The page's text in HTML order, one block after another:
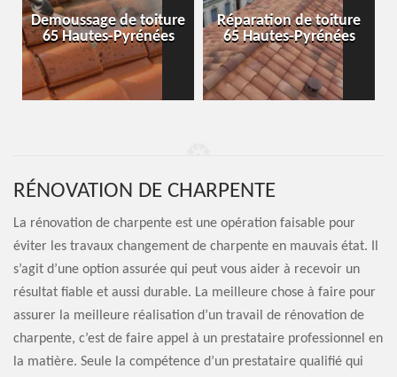
Demoussage de toiture
65 Hautes-Pyrénées
Réparation de toiture
65 Hautes-Pyrénées
RÉNOVATION DE CHARPENTE
La rénovation de charpente est une opération faisable pour
éviter les travaux changement de charpente en mauvais état. Il
s’agit d’une option assurée qui peut vous aider à recevoir un
résultat fiable et aussi durable. La meilleure chose à faire pour
assurer la meilleure réalisation d’un travail de rénovation de
charpente, c’est de faire appel à un prestataire professionnel en
la matière. Seule la compétence d’un prestataire qualifié qui